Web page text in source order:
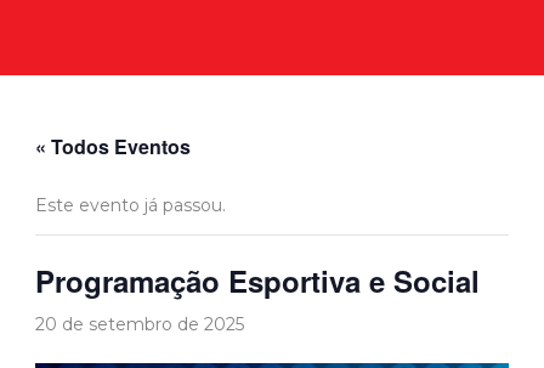
« Todos Eventos
Este evento já passou.
Programação Esportiva e Social
20 de setembro de 2025